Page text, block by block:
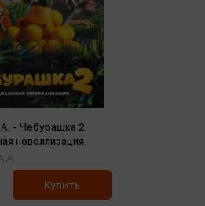
- Чебурашка 2.
новеллизация
Купить